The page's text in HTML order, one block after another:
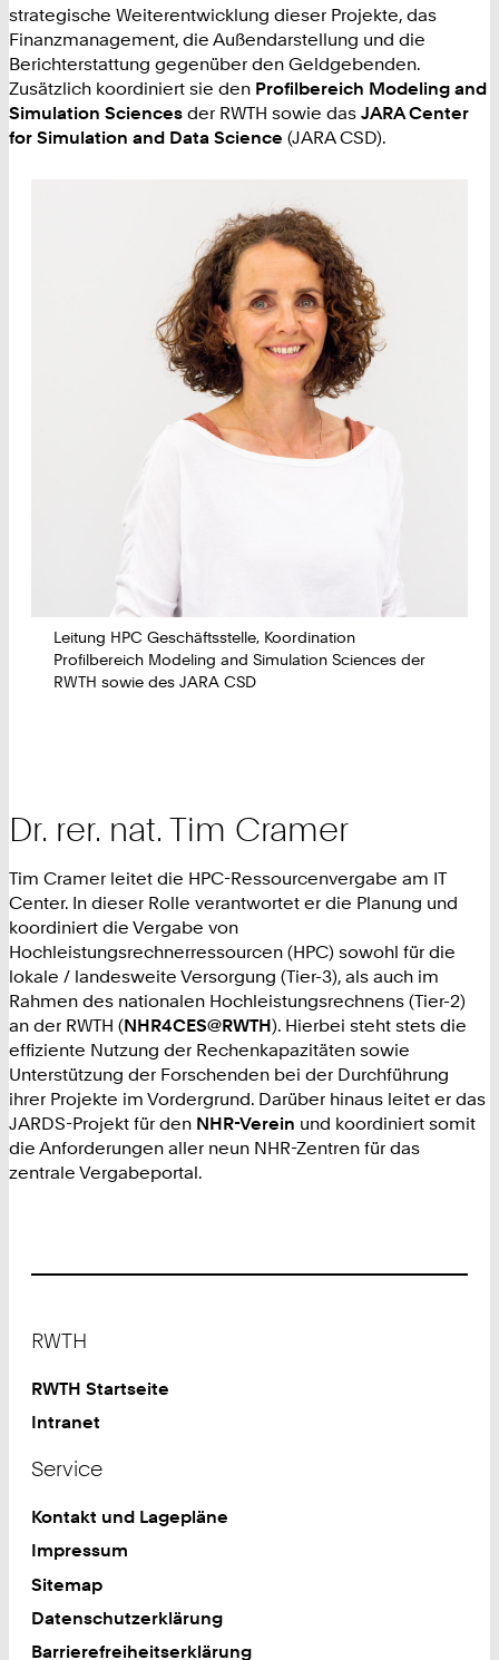
strategische Weiterentwicklung dieser Projekte, das
Finanzmanagement, die Außendarstellung und die
Berichterstattung gegenüber den Geldgebenden.
Zusätzlich koordiniert sie den Profilbereich Modeling and
Simulation Sciences der RWTH sowie das JARA Center
for Simulation and Data Science (JARA CSD).
Leitung HPC Geschäftsstelle, Koordination
Profilbereich Modeling and Simulation Sciences der
RWTH sowie des JARA CSD
Dr. rer. nat. Tim Cramer
Tim Cramer leitet die HPC-Ressourcenvergabe am IT
Center. In dieser Rolle verantwortet er die Planung und
koordiniert die Vergabe von
Hochleistungsrechnerressourcen (HPC) sowohl für die
lokale / landesweite Versorgung (Tier-3), als auch im
Rahmen des nationalen Hochleistungsrechnens (Tier-2)
an der RWTH (NHR4CES@RWTH). Hierbei steht stets die
effiziente Nutzung der Rechenkapazitäten sowie
Unterstützung der Forschenden bei der Durchführung
ihrer Projekte im Vordergrund. Darüber hinaus leitet er das
JARDS-Projekt für den NHR-Verein und koordiniert somit
die Anforderungen aller neun NHR-Zentren für das
zentrale Vergabeportal.
RWTH
RWTH Startseite
Intranet
Service
Kontakt und Lagepläne
Impressum
Sitemap
Datenschutzerklärung
Barrierefreiheitserklärung